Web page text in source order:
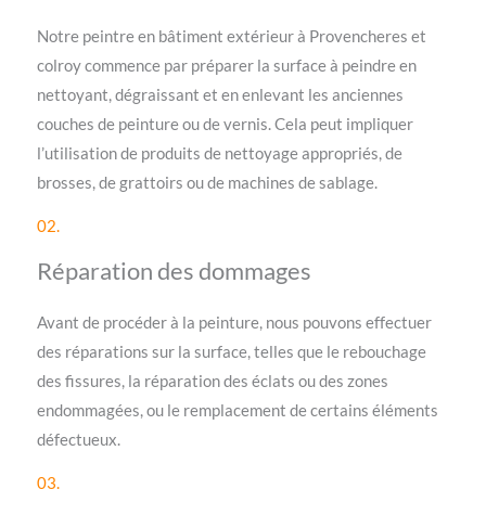
Notre peintre en bâtiment extérieur à Provencheres et
colroy commence par préparer la surface à peindre en
nettoyant, dégraissant et en enlevant les anciennes
couches de peinture ou de vernis. Cela peut impliquer
l’utilisation de produits de nettoyage appropriés, de
brosses, de grattoirs ou de machines de sablage.
02.
Réparation des dommages
Avant de procéder à la peinture, nous pouvons effectuer
des réparations sur la surface, telles que le rebouchage
des fissures, la réparation des éclats ou des zones
endommagées, ou le remplacement de certains éléments
défectueux.
03.